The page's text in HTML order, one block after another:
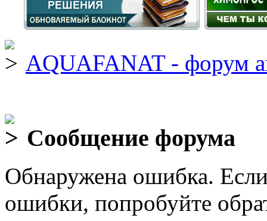
AQUAFANAT - форум
Сообщение форума
Обнаружена ошибка.
ошибки, попробуйте